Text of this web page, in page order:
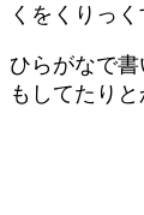
くをくりっ
ひらがなで
もしてたり